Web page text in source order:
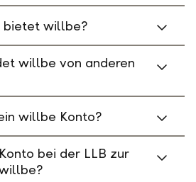
bietet willbe?
willbe von anderen
willbe Konto?
bei der LLB zur